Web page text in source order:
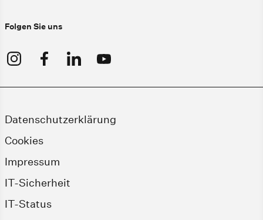
Folgen Sie uns
Datenschutzerklärung
Cookies
Impressum
IT-Sicherheit
IT-Status